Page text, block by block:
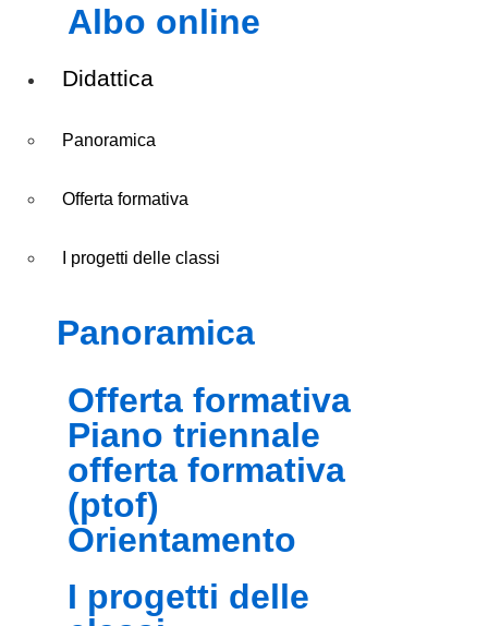
albo online
Didattica
Panoramica
Offerta formativa
I progetti delle classi
panoramica
offerta formativa
piano triennale
offerta formativa
(ptof)
orientamento
i progetti delle